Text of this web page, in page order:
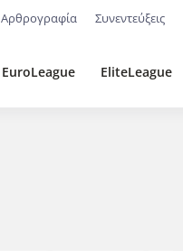
Αρθρογραφία Συνεντεύξεις
EuroLeague EliteLeague